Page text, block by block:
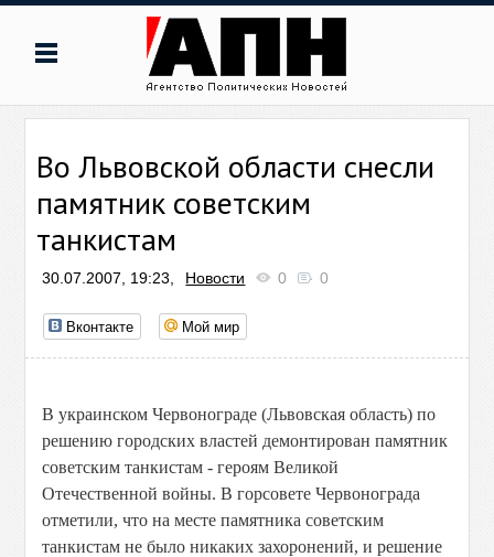
Во Львовской области снесли
памятник советским
танкистам
30.07.2007, 19:23, Новости 0 0
Вконтакте Мой мир
В украинском Червонограде (Львовская область) по
решению городских властей демонтирован памятник
советским танкистам - героям Великой
Отечественной войны. В горсовете Червонограда
отметили, что на месте памятника советским
танкистам не было никаких захоронений, и решение